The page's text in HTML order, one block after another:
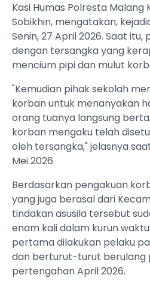
Kasi Humas Polresta Malang
Sobikhin, mengatakan,
Senin, 27 April 2026. Saat
dengan tersangka yang
mencium pipi dan mulut
"Kemudian pihak sekolah
korban untuk menanyakan
orang tuanya langsung
korban mengaku telah
oleh tersangka," jelasnya
Mei 2026.
Berdasarkan pengakuan
yang juga berasal dari
tindakan asusila tersebut
enam kali dalam kurun
pertama dilakukan pelaku
dan berturut-turut berulang
pertengahan April 2026.